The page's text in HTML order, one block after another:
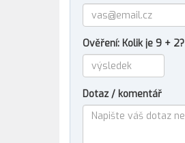
Ověření: Kolik je 9 + 2?
Dotaz / komentář